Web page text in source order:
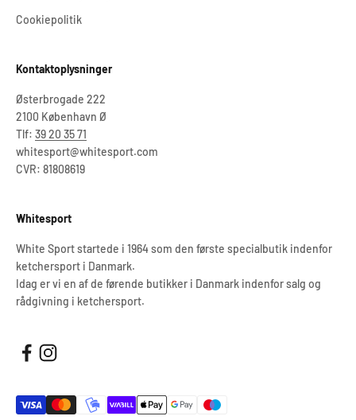
Cookiepolitik
Kontaktoplysninger
Østerbrogade 222
2100 København Ø
Tlf: 39 20 35 71
whitesport@whitesport.com
CVR: 81808619
Whitesport
White Sport startede i 1964 som den første specialbutik indenfor
ketchersport i Danmark.
Idag er vi en af de førende butikker i Danmark indenfor salg og
rådgivning i ketchersport.